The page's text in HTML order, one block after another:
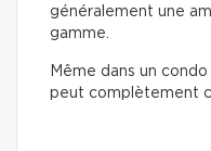
généralement une
gamme.
Même dans un
peut complètement